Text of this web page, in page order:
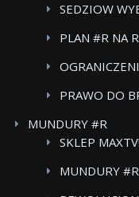
SEDZIOW
PLAN #R NA
PRAWO DO
MUNDURY #R
SKLEP MAXTV!
MUNDURY #R